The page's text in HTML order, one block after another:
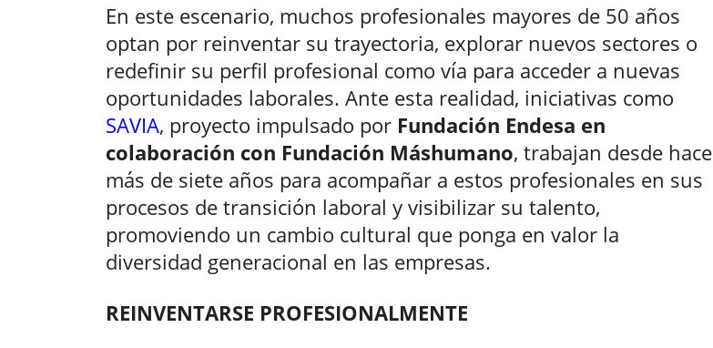
En este escenario, muchos profesionales mayores de 50 años
optan por reinventar su trayectoria, explorar nuevos sectores o
redefinir su perfil profesional como vía para acceder a nuevas
oportunidades laborales. Ante esta realidad, iniciativas como
SAVIA, proyecto impulsado por Fundación Endesa en
colaboración con Fundación Máshumano, trabajan desde hace
más de siete años para acompañar a estos profesionales en sus
procesos de transición laboral y visibilizar su talento,
promoviendo un cambio cultural que ponga en valor la
diversidad generacional en las empresas.
REINVENTARSE PROFESIONALMENTE